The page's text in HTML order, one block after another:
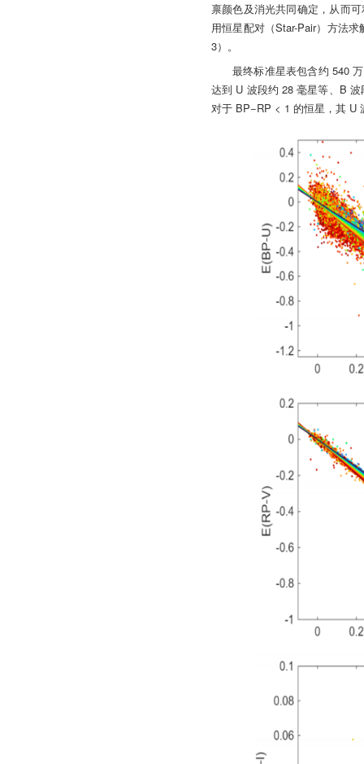
禀颜色及消光共同确定，从而
用恒星配对（Star-Pair）方法
3）。
最终标准星表包含约 540
达到 U 波段约 28 毫星等、B
对于 BP−RP < 1 的恒星，其 U